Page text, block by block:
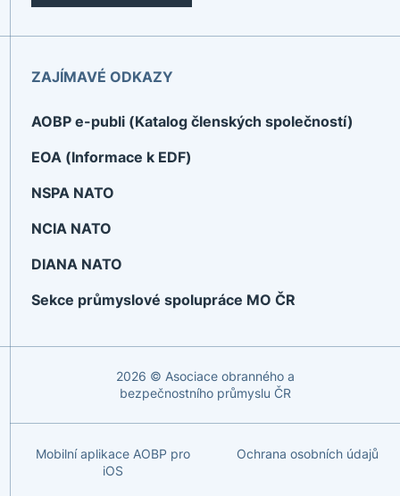
ZAJÍMAVÉ ODKAZY
AOBP e-publi (Katalog členských společností)
EOA (Informace k EDF)
NSPA NATO
NCIA NATO
DIANA NATO
Sekce průmyslové spolupráce MO ČR
2026 © Asociace obranného a
bezpečnostního průmyslu ČR
Mobilní aplikace AOBP pro
iOS
Ochrana osobních údajů